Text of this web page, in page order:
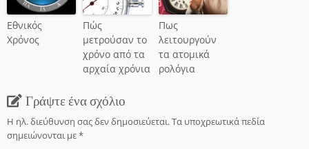
Εθνικός
Χρόνος
Πώς
μετρούσαν το
χρόνο από τα
αρχαία χρόνια
Πως
λειτουργούν
τα ατομικά
ρολόγια
Γράψτε ένα σχόλιο
Η ηλ. διεύθυνση σας δεν δημοσιεύεται.Τα υποχρεωτικά πεδία
σημειώνονται με*